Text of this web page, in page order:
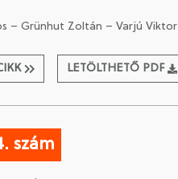
– Grünhut Zoltán – Varjú Viktor
LETÖLTHETŐ PDF
szám